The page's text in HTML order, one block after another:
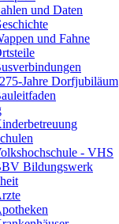
und Daten
und Fahne
Jahre Dorfjubiläum
- VHS
Bildungswerk